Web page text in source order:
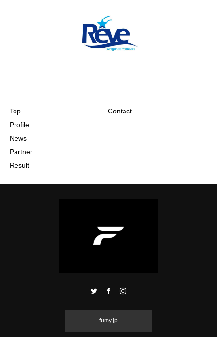
Top
Profile
News
Partner
Result
Contact
fumy.jp